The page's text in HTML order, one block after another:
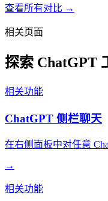
查看所有对比 →
相关页面
探索 ChatGPT
相关功能
ChatGPT 侧栏聊天
在右侧面板中对任意
→
相关功能